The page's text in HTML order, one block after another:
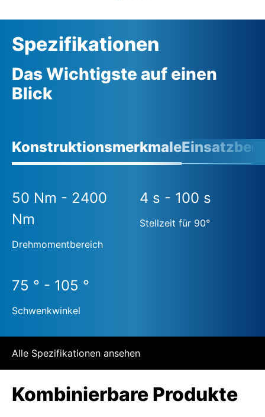
Spezifikationen
Das Wichtigste auf einen
Blick
Konstruktionsmerkmale
50 Nm - 2400
Nm
Drehmomentbereich
4 s - 100 s
Stellzeit für 90°
75 ° - 105 °
Schwenkwinkel
Alle Spezifikationen ansehen
Kombinierbare Produkte